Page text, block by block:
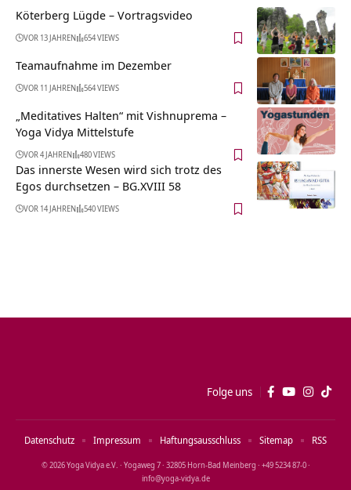
Köterberg Lügde‏‎ – Vortragsvideo
VOR 13 JAHREN 654 VIEWS
Teamaufnahme im Dezember
VOR 11 JAHREN 564 VIEWS
„Meditatives Halten“ mit Vishnuprema –
Yoga Vidya Mittelstufe
VOR 4 JAHREN 480 VIEWS
Das innerste Wesen wird sich trotz des
Egos durchsetzen – BG.XVIII 58
VOR 14 JAHREN 540 VIEWS
Folge uns
© 2026 Yoga Vidya e.V. · Yogaweg 7 · 32805 Horn‑Bad Meinberg · +49 5234 87‑0 ·
info@yoga‑vidya.de
Datenschutz Impressum Haftungsausschluss Sitemap RSS